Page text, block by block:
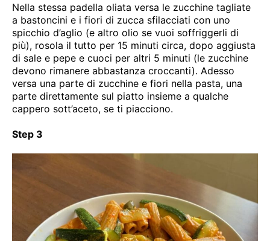
Nella stessa padella oliata versa le zucchine tagliate
a bastoncini e i fiori di zucca sfilacciati con uno
spicchio d’aglio (e altro olio se vuoi soffriggerli di
più), rosola il tutto per 15 minuti circa, dopo aggiusta
di sale e pepe e cuoci per altri 5 minuti (le zucchine
devono rimanere abbastanza croccanti). Adesso
versa una parte di zucchine e fiori nella pasta, una
parte direttamente sul piatto insieme a qualche
cappero sott’aceto, se ti piacciono.
Step 3